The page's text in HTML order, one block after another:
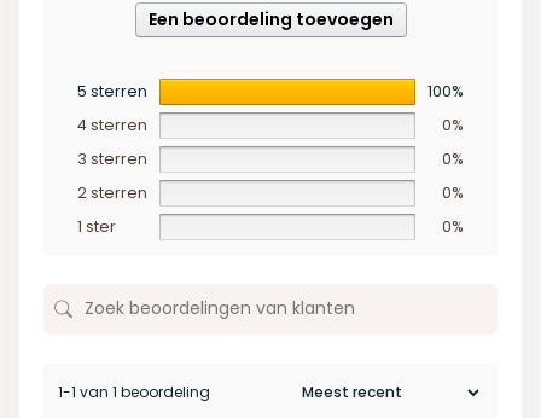
Een beoordeling toevoegen
5 sterren
100%
4 sterren
0%
3 sterren
0%
2 sterren
0%
1 ster
0%
1-1 van 1 beoordeling